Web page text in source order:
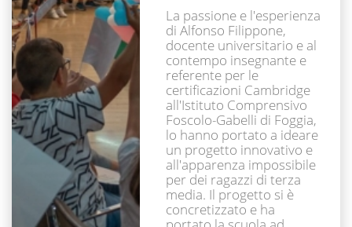
La passione e l'esperienza
di Alfonso Filippone,
docente universitario e al
contempo insegnante e
referente per le
certificazioni Cambridge
all'Istituto Comprensivo
Foscolo-Gabelli di Foggia,
lo hanno portato a ideare
un progetto innovativo e
all'apparenza impossibile
per dei ragazzi di terza
media. Il progetto si è
concretizzato e ha